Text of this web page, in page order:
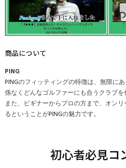
商品について
PING
PINGのフィッティングの特徴は、無限に
係なくどんなゴルファーにも合うクラブを
また、ビギナーからプロの方まで、オン
るということがPINGの魅力です。
初心者必見コ